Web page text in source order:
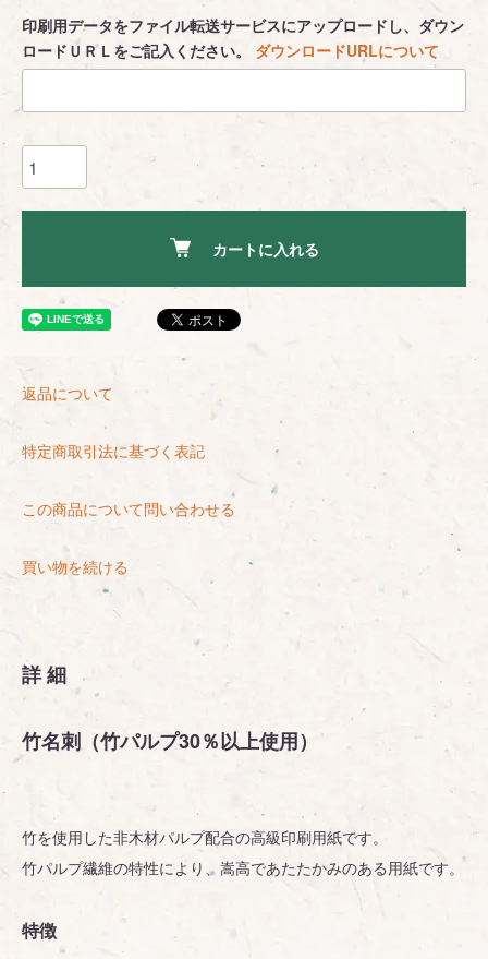
印刷用データをファイル転送サービスにアップロードし、ダウン
ロードＵＲＬをご記入ください。 ダウンロードURLについて
カートに入れる
返品について
特定商取引法に基づく表記
この商品について問い合わせる
買い物を続ける
詳細
竹名刺（竹パルプ30％以上使用）
竹を使用した非木材パルプ配合の高級印刷用紙です。
竹パルプ繊維の特性により、嵩高であたたかみのある用紙です。
特徴